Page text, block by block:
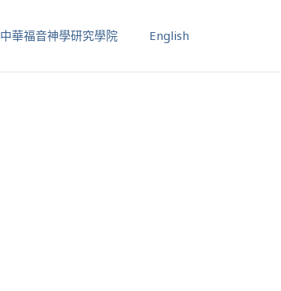
中華福音神學研究學院 English